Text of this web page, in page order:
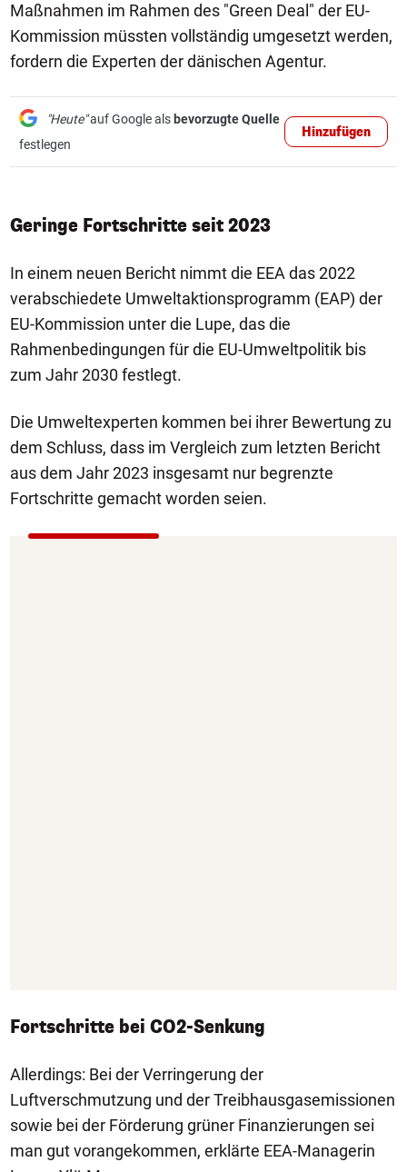
Maßnahmen im Rahmen des "Green Deal" der EU-
Kommission müssten vollständig umgesetzt werden,
fordern die Experten der dänischen Agentur.
"Heute"auf Google als bevorzugte Quelle
festlegen
Hinzufügen
Geringe Fortschritte seit 2023
In einem neuen Bericht nimmt die EEA das 2022
verabschiedete Umweltaktionsprogramm (EAP) der
EU-Kommission unter die Lupe, das die
Rahmenbedingungen für die EU-Umweltpolitik bis
zum Jahr 2030 festlegt.
Die Umweltexperten kommen bei ihrer Bewertung zu
dem Schluss, dass im Vergleich zum letzten Bericht
aus dem Jahr 2023 insgesamt nur begrenzte
Fortschritte gemacht worden seien.
Fortschritte bei CO2-Senkung
Allerdings: Bei der Verringerung der
Luftverschmutzung und der Treibhausgasemissionen
sowie bei der Förderung grüner Finanzierungen sei
man gut vorangekommen, erklärte EEA-Managerin